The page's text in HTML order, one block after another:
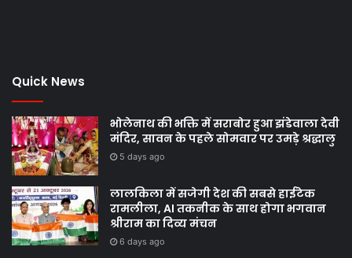
Quick News
भोलेनाथ की भक्ति में सराबोर हुआ झंडेवाला देवी
मंदिर, सावन के पहले सोमवार पर उमड़े श्रद्धालु
5 days ago
लालकिला में सजेगी देश की सबसे हाईटेक
रामलीला, AI तकनीक के साथ होगा भगवान
श्रीराम का दिव्य मंचन
6 days ago